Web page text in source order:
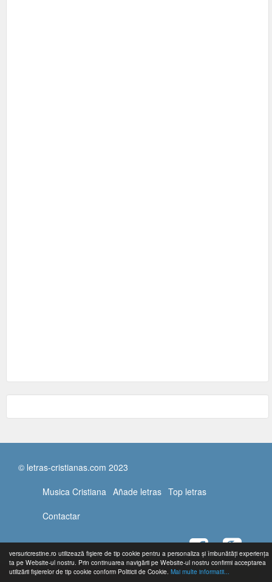
versuricrestine.ro utilizează fişiere de tip cookie pentru a personaliza și îmbunătăți experiența
ta pe Website-ul nostru. Prin continuarea navigării pe Website-ul nostru confirmi acceptarea
utilizării fişierelor de tip cookie conform Politicii de Cookie. Mai multe informatii...
© letras-cristianas.com 2023
Musica Cristiana Añade letras Top letras
Contactar